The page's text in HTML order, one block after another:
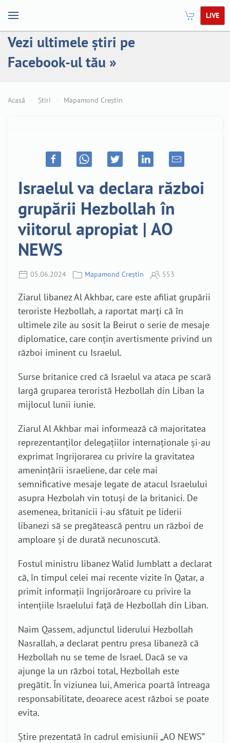
LIVE
Vezi ultimele știri pe
Facebook-ul tău »
Acasă Știri Mapamond Creștin
Israelul va declara război
grupării Hezbollah în
viitorul apropiat | AO
NEWS
05.06.2024 Mapamond Creștin 553
Ziarul libanez Al Akhbar, care este afiliat grupării
teroriste Hezbollah, a raportat marți că în
ultimele zile au sosit la Beirut o serie de mesaje
diplomatice, care conțin avertismente privind un
război iminent cu Israelul.
Surse britanice cred că Israelul va ataca pe scară
largă gruparea teroristă Hezbollah din Liban la
mijlocul lunii iunie.
Ziarul Al Akhbar mai informează că majoritatea
reprezentanților delegațiilor internaționale și-au
exprimat îngrijorarea cu privire la gravitatea
amenințării israeliene, dar cele mai
semnificative mesaje legate de atacul Israelului
asupra Hezbolah vin totuși de la britanici. De
asemenea, britanicii i-au sfătuit pe liderii
libanezi să se pregătească pentru un război de
amploare și de durată necunoscută.
Fostul ministru libanez Walid Jumblatt a declarat
că, în timpul celei mai recente vizite în Qatar, a
primit informații îngrijorăroare cu privire la
intențiile Israelului față de Hezbollah din Liban.
Naim Qassem, adjunctul liderului Hezbollah
Nasrallah, a declarat pentru presa libaneză că
Hezbollah nu se teme de Israel. Dacă se va
ajunge la un război total, Hezbollah este
pregătit. În viziunea lui, America poartă întreaga
responsabilitate, deoarece acest război se poate
evita.
Știre prezentată în cadrul emisiunii „AO NEWS”